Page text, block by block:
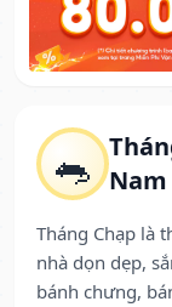
🐀
Nam
Tháng Chạp là
nhà dọn dẹp,
bánh chưng,